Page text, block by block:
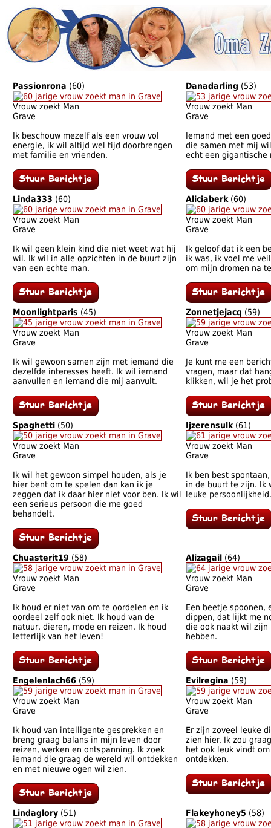
Passionrona (60)
Vrouw zoekt Man
Grave
Ik beschouw mezelf als een vrouw vol
energie, ik wil altijd wel tijd doorbrengen
met familie en vrienden.
Danadarling (53)
Vrouw zoekt Man
Grave
Iemand met een
die samen met mij
echt een gigantische
Linda333 (60)
Vrouw zoekt Man
Grave
Ik wil geen klein kind die niet weet wat hij
wil. Ik wil in alle opzichten in de buurt zijn
van een echte man.
Aliciaberk (60)
Vrouw zoekt Man
Grave
Ik geloof dat ik een
ik was, ik voel me
om mijn dromen na
Moonlightparis (45)
Vrouw zoekt Man
Grave
Ik wil gewoon samen zijn met iemand die
dezelfde interesses heeft. Ik wil iemand
aanvullen en iemand die mij aanvult.
Zonnetjejacq (59)
Vrouw zoekt Man
Grave
Je kunt me een
vragen, maar dat
klikken, wil je het
Spaghetti (50)
Vrouw zoekt Man
Grave
Ik wil het gewoon simpel houden, als je
hier bent om te spelen dan kan ik je
zeggen dat ik daar hier niet voor ben. Ik wil
een serieus persoon die me goed
behandelt.
Ijzerensulk (61)
Vrouw zoekt Man
Grave
Ik ben best
in de buurt te zijn. Ik
leuke persoonlijkheid.
Chuasterit19 (58)
Vrouw zoekt Man
Grave
Ik houd er niet van om te oordelen en ik
oordeel zelf ook niet. Ik houd van de
natuur, dieren, mode en reizen. Ik houd
letterlijk van het leven!
Alizagail (64)
Vrouw zoekt Man
Grave
Een beetje spoonen,
dippen, dat lijkt me
die ook naakt wil
hebben.
Engelenlach66 (59)
Vrouw zoekt Man
Grave
Ik houd van intelligente gesprekken en
breng graag balans in mijn leven door
reizen, werken en ontspanning. Ik zoek
iemand die graag de wereld wil ontdekken
en met nieuwe ogen wil zien.
Evilregina (59)
Vrouw zoekt Man
Grave
Er zijn zoveel leuke
zien hier. Ik zou
het ook leuk vindt
ontdekken.
Lindaglory (51) Flakeyhoney5 (58)